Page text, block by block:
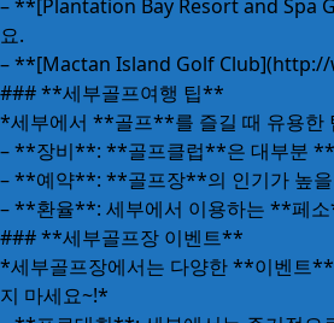
– **[Plantation Bay Resort and Spa
요.
– **[Mactan Island Golf Club](http://
### **세부골프여행 팁**
*세부에서 **골프**를 즐길 때 유용한
– **장비**: **골프클럽**은 대부분 **
– **예약**: **골프장**의 인기가 높을
– **환율**: 세부에서 이용하는 **페소
### **세부골프장 이벤트**
*세부골프장에서는 다양한 **이벤트
지 마세요~!*